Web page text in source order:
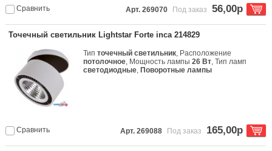
Сравнить Арт. 269070 Под заказ 56,00р
Точечный светильник Lightstar Forte inca 214829
Типточечный светильник, Расположение
потолочное, Мощность лампы26 Вт, Тип ламп
светодиодные, Поворотные лампы
Сравнить Арт. 269088 Под заказ 165,00р